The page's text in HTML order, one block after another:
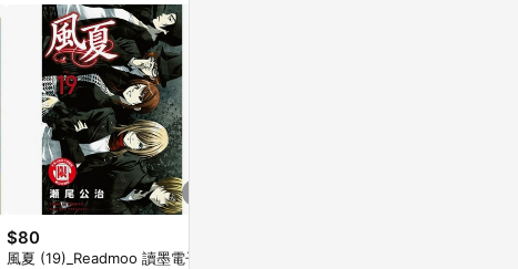
$80
風夏 (19)_Readmoo 讀墨電子書